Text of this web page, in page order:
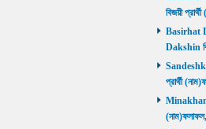
বিজয়ী
Basirhat
Dakshin
প্রার্থী
Minakhan